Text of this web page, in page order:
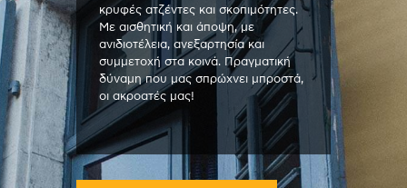
κρυφές ατζέντες και σκοπιμότητες.
Με αισθητική και άποψη, με
ανιδιοτέλεια, ανεξαρτησία και
συμμετοχή στα κοινά. Πραγματική
δύναμη που μας σπρώχνει μπροστά,
οι ακροατές μας!